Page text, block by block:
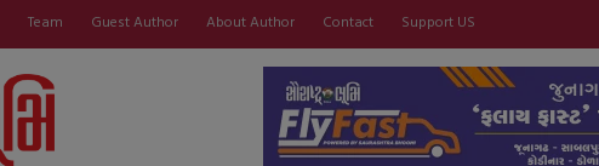
Team Guest Author About Author Contact Support US